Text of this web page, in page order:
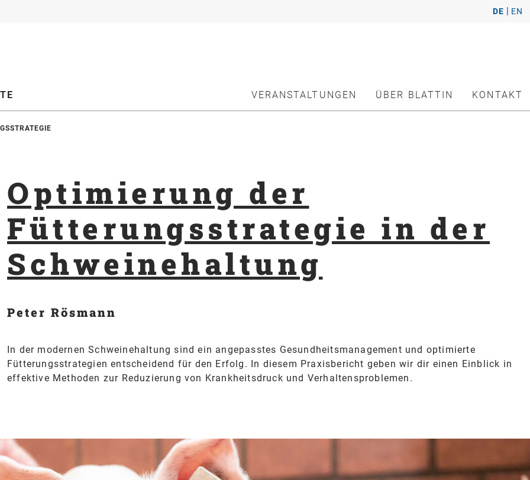
DE | EN
VERANSTALTUNGEN ÜBER BLATTIN KONTAKT
Optimierung der
Fütterungsstrategie in der
Schweinehaltung
Peter Rösmann
In der modernen Schweinehaltung sind ein angepasstes Gesundheitsmanagement und optimierte
Fütterungsstrategien entscheidend für den Erfolg. In diesem Praxisbericht geben wir dir einen Einblick in
effektive Methoden zur Reduzierung von Krankheitsdruck und Verhaltensproblemen.